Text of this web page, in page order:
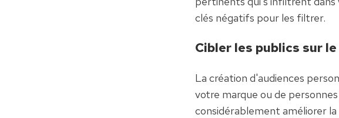
clés négatifs pour les filtrer.
Cibler les publics sur
La création d'audiences
votre marque ou de
considérablement améliorer